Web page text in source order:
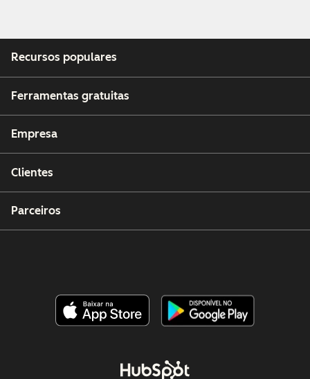
Recursos populares
Ferramentas gratuitas
Empresa
Clientes
Parceiros